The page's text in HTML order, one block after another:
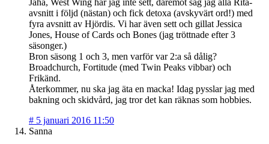
Jaha, West Wing har jag inte sett, däremot såg jag alla Rita-
avsnitt i följd (nästan) och fick detoxa (avskyvärt ord!) med
fyra avsnitt av Hjördis. Vi har även sett och gillat Jessica
Jones, House of Cards och Bones (jag tröttnade efter 3
säsonger.)
Bron säsong 1 och 3, men varför var 2:a så dålig?
Broadchurch, Fortitude (med Twin Peaks vibbar) och
Frikänd.
Återkommer, nu ska jag äta en macka! Idag pysslar jag med
bakning och skidvård, jag tror det kan räknas som hobbies.
# 5 januari 2016 11:50
Sanna